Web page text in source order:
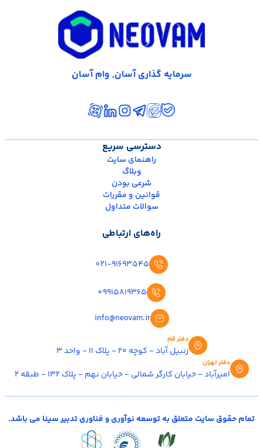
سرمایه گذاری آسان, وام آسان
دسترسی سریع
راهنمای سایت
وبلاگ
شرعی بودن
قوانین و مقررات
سوالات متداول
راه‌های ارتباطی
021-91693545
09915819365
info@neovam.ir
دفتر قم
زنبیل آباد - کوچه ۲۰ - پلاک ۱۱ - واحد ۳
دفتر تهران
امیرآباد - خیابان کارگر شمالی - خیابان نهم - پلاک ۱۳۲ - طبقه ۲
تمام حقوق سایت متعلق به توسعه نوآوری و فناوری تدبیر سینا می باشد.